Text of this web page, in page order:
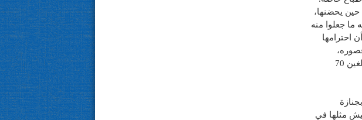
يحضنها،
ما جعلوا منه
احترامها
وممنوع كتابة اسمها من دون أن يكون مسبوقاً بكلمة Khun أو “السيدة” بلغة السكان البالغين 70
بالعيش مثلها في